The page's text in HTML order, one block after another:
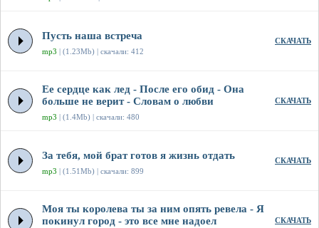
Пусть наша встреча
mp3 | (1.23Mb) | скачали: 412
СКАЧАТЬ
Ее сердце как лед - После его обид - Она
больше не верит - Словам о любви
mp3 | (1.4Mb) | скачали: 480
СКАЧАТЬ
За тебя, мой брат готов я жизнь отдать
mp3 | (1.51Mb) | скачали: 899
СКАЧАТЬ
Моя ты королева ты за ним опять ревела - Я
покинул город - это все мне надоел
СКАЧАТЬ